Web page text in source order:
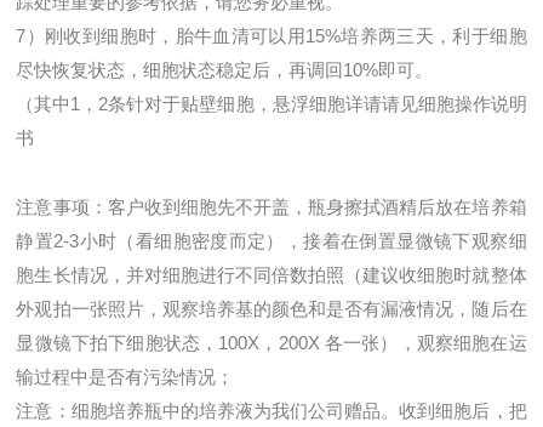
7）刚收到细胞时，胎牛血清可以用15%培养两三天，利于细胞
尽快恢复状态，细胞状态稳定后，再调回 10%即可。
（其中1 ， 2条针对于贴壁细胞，悬浮细胞详请请见细胞操作说明
书
注意事项：客户收到细胞先不开盖，瓶身擦拭酒精后放在培养箱
静置2-3小时（看细胞密度而定），接着在倒置显微镜下观察细
胞生长情况，并对细胞进行不同倍数拍照（建议收细胞时就整体
外观拍一张照片，观察培养基的颜色和是否有漏液情况，随后在
显微镜下拍下细胞状态， 100X ， 200X 各一张），观察细胞在运
输过程中是否有污染情况；
注意：细胞培养瓶中的培养液为我们公司赠品。收到细胞后，把